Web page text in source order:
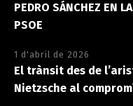
PEDRO SÁNCHEZ EN
PSOE
1 d'abril de 2026
El trànsit des de
Nietzsche al